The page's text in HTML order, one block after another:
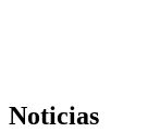
Noticias